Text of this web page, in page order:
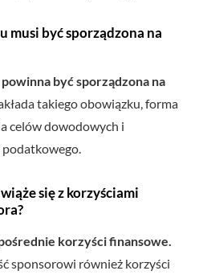
musi być sporządzona na
być sporządzona na
takiego obowiązku, forma
celów dowodowych i
podatkowego.
się z korzyściami
korzyści finansowe.
sponsorowi również korzyści